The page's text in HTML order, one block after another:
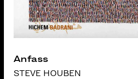
Anfass
STEVE HOUBEN